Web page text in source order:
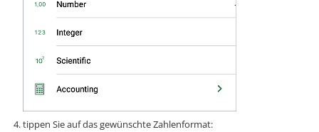
tippen Sie auf das gewünschte Zahlenformat: